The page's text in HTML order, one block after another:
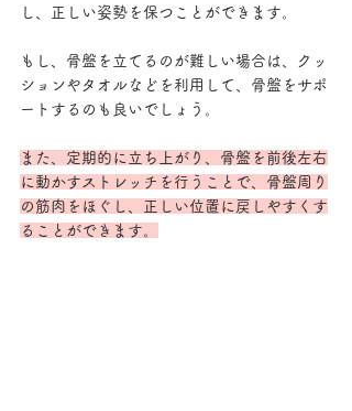
し、正しい姿勢を保つことができます。
もし、骨盤を立てるのが難しい場合は、クッ
ションやタオルなどを利用して、骨盤をサポ
ートするのも良いでしょう。
また、定期的に立ち上がり、骨盤を前後左右
に動かすストレッチを行うことで、骨盤周り
の筋肉をほぐし、正しい位置に戻しやすくす
ることができます。